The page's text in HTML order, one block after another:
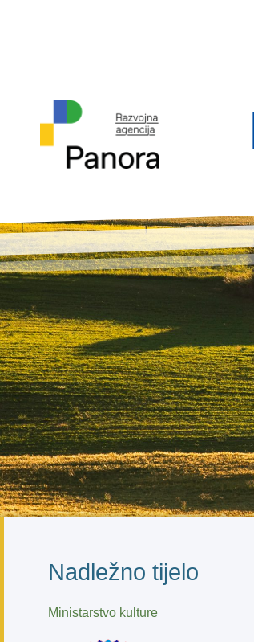
Nadležno tijelo
Ministarstvo kulture